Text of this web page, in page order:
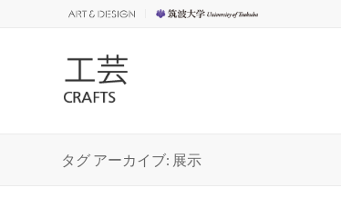
タグ アーカイブ: 展示